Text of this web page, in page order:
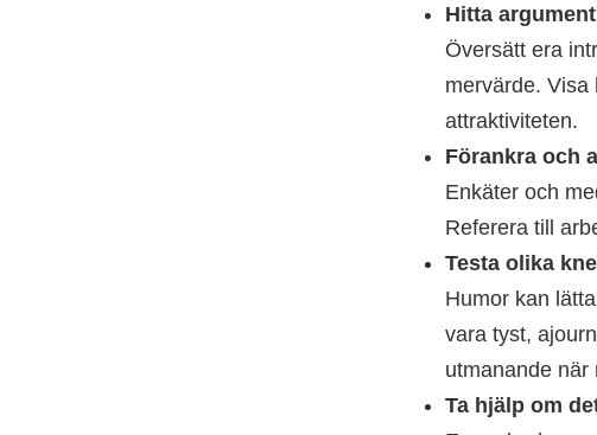
Hitta
Översätt era
mervärde. Visa
attraktiviteten.
Förankra och
Enkäter och
Referera till
Testa olika
Humor kan
vara tyst,
utmanande när
Ta hjälp om